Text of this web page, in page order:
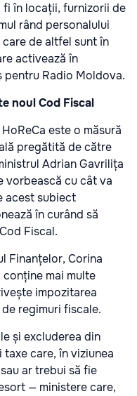
fi în locații, furnizorii de
rând personalului
de altfel sunt în
activează în
pentru Radio Moldova.
noul Cod Fiscal
este o măsură
pregătită de către
Adrian Gavrilița
vorbească cu cât va
acest subiect
în curând să
Fiscal.
Finanțelor, Corina
mai multe
impozitarea
regimuri fiscale.
și excluderea din
care, în viziunea
ar trebui să fie
— ministere care,